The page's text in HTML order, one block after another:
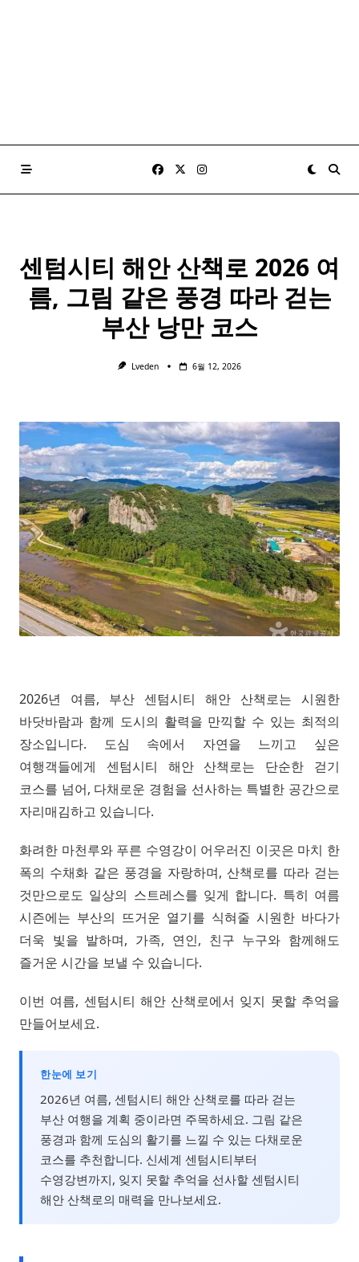
센텀시티 해안 산책로 2026 여
름, 그림 같은 풍경 따라 걷는
부산 낭만 코스
Lveden 6월 12, 2026
2026년 여름, 부산 센텀시티 해안 산책로는 시원한
바닷바람과 함께 도시의 활력을 만끽할 수 있는 최적의
장소입니다. 도심 속에서 자연을 느끼고 싶은
여행객들에게 센텀시티 해안 산책로는 단순한 걷기
코스를 넘어, 다채로운 경험을 선사하는 특별한 공간으로
자리매김하고 있습니다.
화려한 마천루와 푸른 수영강이 어우러진 이곳은 마치 한
폭의 수채화 같은 풍경을 자랑하며, 산책로를 따라 걷는
것만으로도 일상의 스트레스를 잊게 합니다. 특히 여름
시즌에는 부산의 뜨거운 열기를 식혀줄 시원한 바다가
더욱 빛을 발하며, 가족, 연인, 친구 누구와 함께해도
즐거운 시간을 보낼 수 있습니다.
이번 여름, 센텀시티 해안 산책로에서 잊지 못할 추억을
만들어보세요.
한눈에 보기
2026년 여름, 센텀시티 해안 산책로를 따라 걷는
부산 여행을 계획 중이라면 주목하세요. 그림 같은
풍경과 함께 도심의 활기를 느낄 수 있는 다채로운
코스를 추천합니다. 신세계 센텀시티부터
수영강변까지, 잊지 못할 추억을 선사할 센텀시티
해안 산책로의 매력을 만나보세요.